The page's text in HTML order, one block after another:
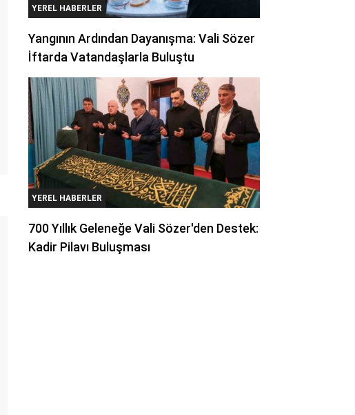
YEREL HABERLER
Yangının Ardından Dayanışma: Vali Sözer
İftarda Vatandaşlarla Buluştu
YEREL HABERLER
700 Yıllık Geleneğe Vali Sözer'den Destek:
Kadir Pilavı Buluşması